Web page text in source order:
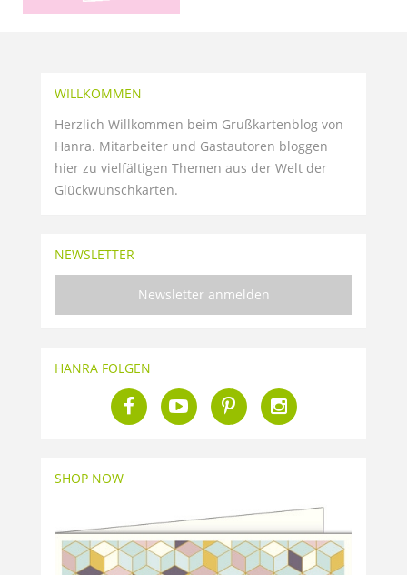
WILLKOMMEN
Herzlich Willkommen beim Grußkartenblog von
Hanra. Mitarbeiter und Gastautoren bloggen
hier zu vielfältigen Themen aus der Welt der
Glückwunschkarten.
NEWSLETTER
Newsletter anmelden
HANRA FOLGEN
SHOP NOW